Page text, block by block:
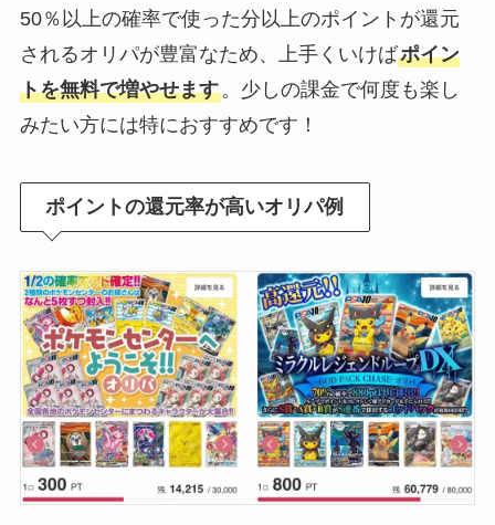
50％以上の確率で使った分以上のポイントが還元
されるオリパが豊富なため、上手くいけばポイン
トを無料で増やせます。少しの課金で何度も楽し
みたい方には特におすすめです！
ポイントの還元率が高いオリパ例